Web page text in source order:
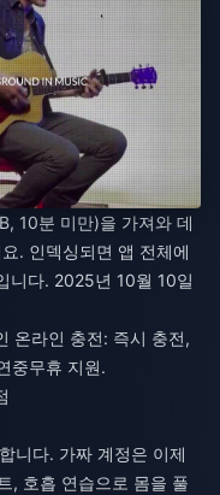
10분 미만)을 가져와 데
. 인덱싱되면 앱 전체에
니다. 2025년 10월 10일
온라인 충전: 즉시 충전,
중무휴 지원.
니다. 가짜 계정은 이제
, 호흡 연습으로 몸을 풀